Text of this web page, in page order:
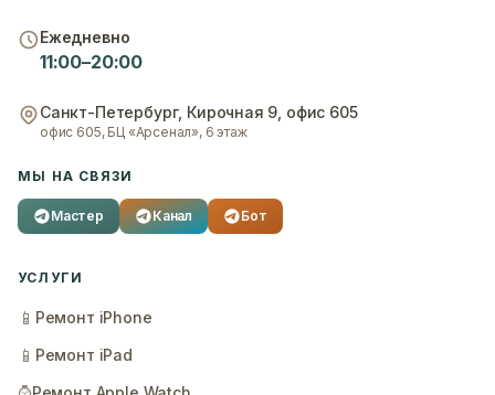
Ежедневно
11:00–20:00
Санкт-Петербург, Кирочная 9, офис 605
офис 605, БЦ «Арсенал», 6 этаж
МЫ НА СВЯЗИ
Мастер Канал Бот
УСЛУГИ
📱 Ремонт iPhone
📱 Ремонт iPad